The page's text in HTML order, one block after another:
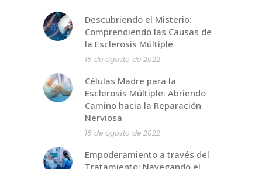
Descubriendo el Misterio:
Comprendiendo las Causas de
la Esclerosis Múltiple
18 de agosto de 2022
Células Madre para la
Esclerosis Múltiple: Abriendo
Camino hacia la Reparación
Nerviosa
18 de agosto de 2022
Empoderamiento a través del
Tratamiento: Navegando el